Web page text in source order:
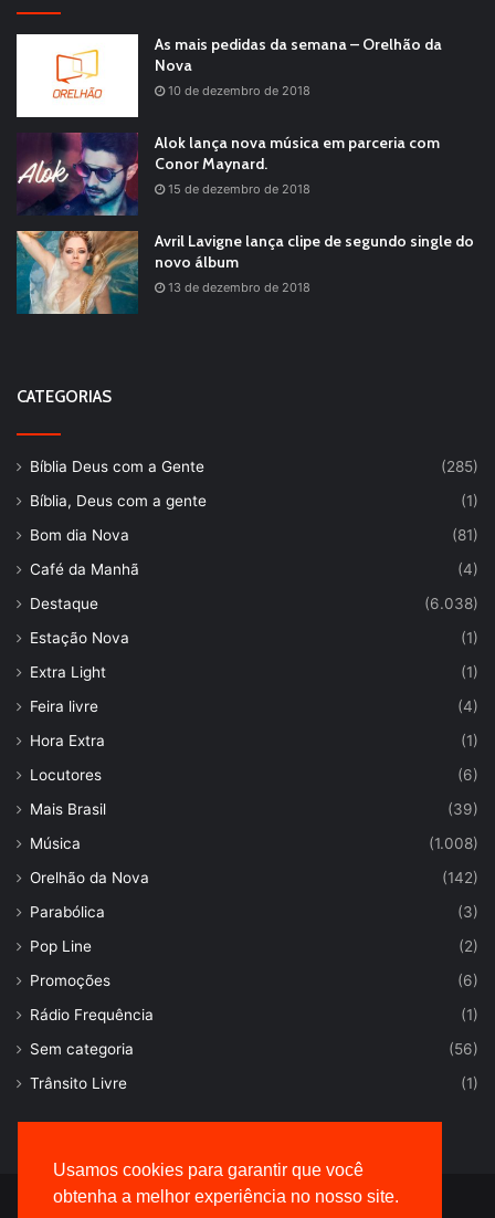
Usamos cookies para garantir que você
obtenha a melhor experiência no nosso site.
As mais pedidas da semana – Orelhão da
Nova
10 de dezembro de 2018
Alok lança nova música em parceria com
Conor Maynard.
15 de dezembro de 2018
Avril Lavigne lança clipe de segundo single do
novo álbum
13 de dezembro de 2018
CATEGORIAS
Bíblia Deus com a Gente
(285)
Bíblia, Deus com a gente
(1)
Bom dia Nova
(81)
Café da Manhã
(4)
Destaque
(6.038)
Estação Nova
(1)
Extra Light
(1)
Feira livre
(4)
Hora Extra
(1)
Locutores
(6)
Mais Brasil
(39)
Música
(1.008)
Orelhão da Nova
(142)
Parabólica
(3)
Pop Line
(2)
Promoções
(6)
Rádio Frequência
(1)
Sem categoria
(56)
Trânsito Livre
(1)